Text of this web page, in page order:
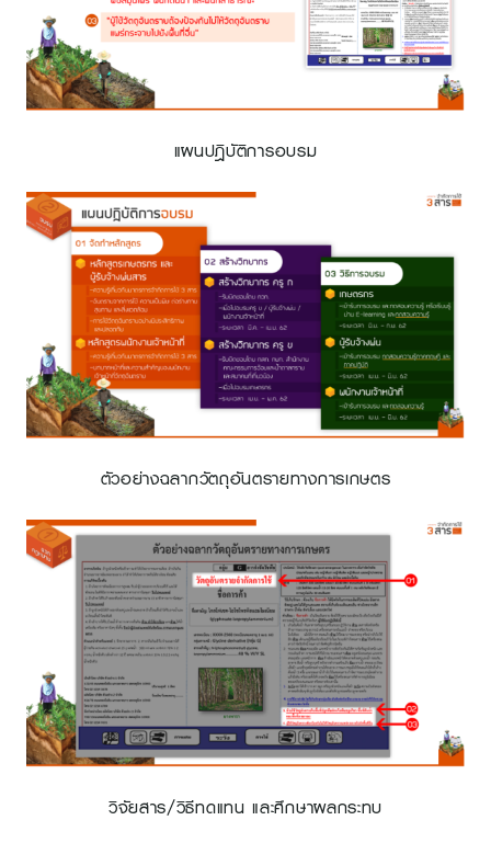
แผนปฎิบัติการอบรม
ตัวอย่างฉลากวัตถุอันตรายทางการเกษตร
วิจัยสาร/วิธีทดแทน และศึกษาผลกระทบ